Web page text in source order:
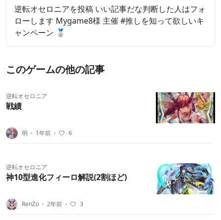
逆転オセロニアを投稿 いい記事だな判断した人はフォ
ローします Mygame8様 主催 #推しを知って欲しいキ
ャンペーン 🥈
このゲームの他の記事
逆転オセロニア
戦績
明 ・ 1年前 ・ 6
逆転オセロニア
神10型進化フィーロ解説(2割ほど)
RenZo ・ 2年前 ・ 3